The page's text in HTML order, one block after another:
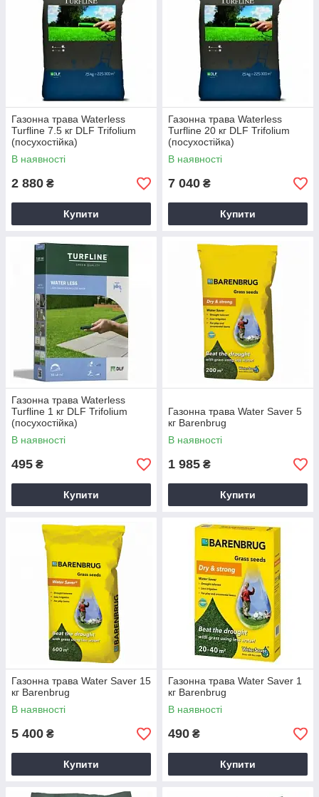
Газонна трава Waterless
Turfline 7.5 кг DLF Trifolium
(посухостійка)
В наявності
2 880 ₴
Купити
Газонна трава Waterless
Turfline 20 кг DLF Trifolium
(посухостійка)
В наявності
7 040 ₴
Купити
Газонна трава Waterless
Turfline 1 кг DLF Trifolium
(посухостійка)
В наявності
495 ₴
Купити
Газонна трава Water Saver 5
кг Barenbrug
В наявності
1 985 ₴
Купити
Газонна трава Water Saver 15
кг Barenbrug
В наявності
5 400 ₴
Купити
Газонна трава Water Saver 1
кг Barenbrug
В наявності
490 ₴
Купити